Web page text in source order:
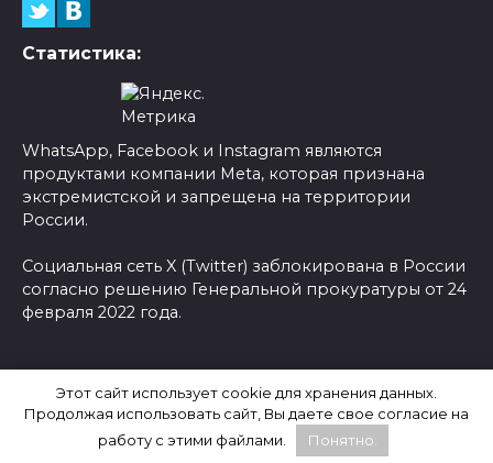
Статистика:
WhatsApp, Facebook и Instagram являются
продуктами компании Meta, которая признана
экстремистской и запрещена на территории
России.
Социальная сеть X (Twitter) заблокирована в России
согласно решению Генеральной прокуратуры от 24
февраля 2022 года.
Последние новости России
Этот сайт использует cookie для хранения данных.
Продолжая использовать сайт, Вы даете свое согласие на
работу с этими файлами.
Понятно.